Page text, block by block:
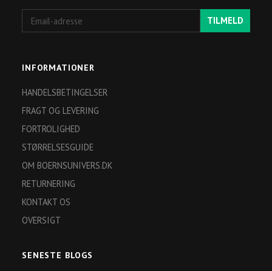
adresse
TILMELD
INFORMATIONER
HANDELSBETINGELSER
FRAGT OG LEVERING
FORTROLIGHED
STØRRELSESGUIDE
OM BOERNSUNIVERS.DK
RETURNERING
KONTAKT OS
OVERSIGT
SENESTE BLOGS